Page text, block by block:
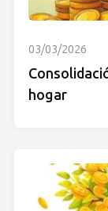
03/03/2026
hogar